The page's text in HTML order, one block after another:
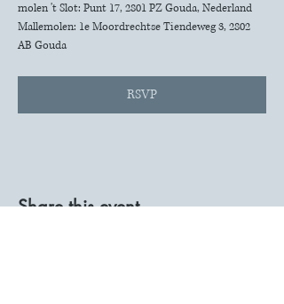
molen 't Slot: Punt 17, 2801 PZ Gouda, Nederland
Mallemolen: 1e Moordrechtse Tiendeweg 3, 2802
AB Gouda
RSVP
Share this event